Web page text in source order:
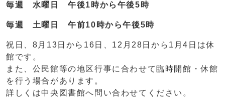
毎週 水曜日 午後1時から午後5時
毎週 土曜日 午前10時から午後5時
祝日、8月13日から16日、12月28日から1月4日は休
館です。
また、公民館等の地区行事に合わせて臨時開館・休館
を行う場合があります。
詳しくは中央図書館へ問い合わせてください。